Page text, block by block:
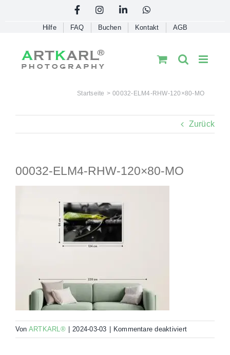
FacebookInstagramLinkedInWhatsApp
Hilfe FAQ Buchen Kontakt AGB
Startseite 00032-ELM4-RHW-120×80-MO
Zurück
00032-ELM4-RHW-120×80-MO
Von ARTKARL® 2024-03-03 Kommentare deaktiviertfür
00032-